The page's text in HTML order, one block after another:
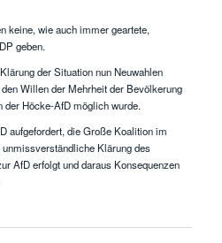
keine, wie auch immer geartete,
geben.
der Situation nun Neuwahlen
Willen der Mehrheit der Bevölkerung
Höcke-AfD möglich wurde.
aufgefordert, die Große Koalition im
Klärung des
AfD erfolgt und daraus Konsequenzen